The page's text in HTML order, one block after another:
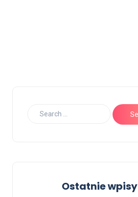
Ostatnie wpisy